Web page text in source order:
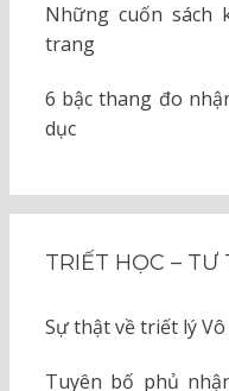
Những cuốn sách
trang
6 bậc thang đo
dục
TRIẾT HỌC – TƯ
Sự thật về triết lý
Tuyên bố phủ